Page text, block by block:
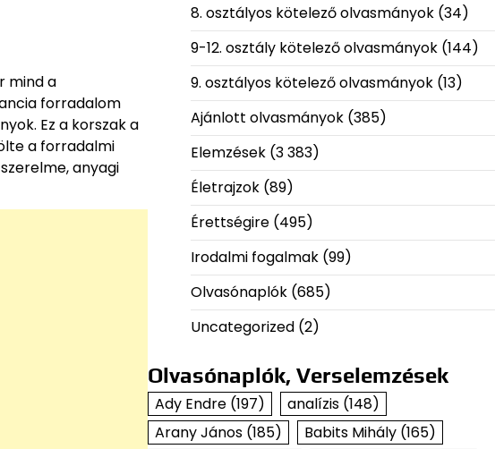
mind a
forradalom
Ez a korszak a
a forradalmi
anyagi
8. osztályos kötelező olvasmányok(34)
9-12. osztály kötelező olvasmányok(144)
9. osztályos kötelező olvasmányok(13)
Ajánlott olvasmányok(385)
Elemzések(3 383)
Életrajzok(89)
Érettségire(495)
Irodalmi fogalmak(99)
Olvasónaplók(685)
Uncategorized(2)
Olvasónaplók, Verselemzések
Ady Endre(197) analízis(148)
Arany János(185) Babits Mihály(165)